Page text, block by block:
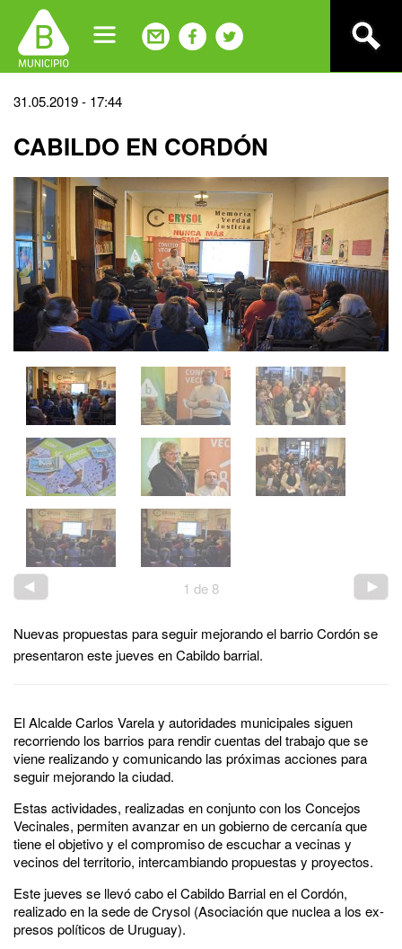
navigation
Back
top
31.05.2019 - 17:44
CABILDO EN CORDÓN
1 de 8
Nuevas propuestas para seguir mejorando el barrio Cordón se
presentaron este jueves en Cabildo barrial.
El Alcalde Carlos Varela y autoridades municipales siguen
recorriendo los barrios para rendir cuentas del trabajo que se
viene realizando y comunicando las próximas acciones para
seguir mejorando la ciudad.
Estas actividades, realizadas en conjunto con los Concejos
Vecinales, permiten avanzar en un gobierno de cercanía que
tiene el objetivo y el compromiso de escuchar a vecinas y
vecinos del territorio, intercambiando propuestas y proyectos.
Este jueves se llevó cabo el Cabildo Barrial en el Cordón,
realizado en la sede de Crysol (Asociación que nuclea a los ex-
presos políticos de Uruguay).